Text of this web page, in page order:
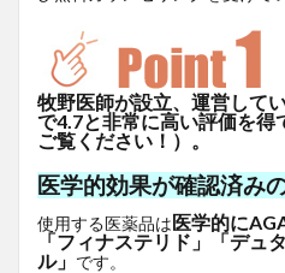
牧野医師が設立、運営して
で4.7と非常に高い評価を得
ご覧ください！）。
医学的効果が確認済み
使用する医薬品は医学的に
「フィナステリド」「デュ
ル」 です。